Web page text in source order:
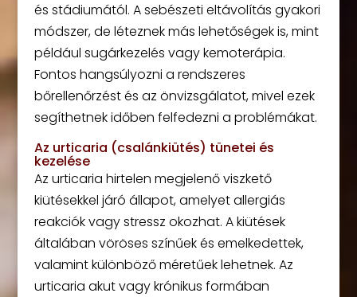
és stádiumától. A sebészeti eltávolítás gyakori
módszer, de léteznek más lehetőségek is, mint
például sugárkezelés vagy kemoterápia.
Fontos hangsúlyozni a rendszeres
bőrellenőrzést és az önvizsgálatot, mivel ezek
segíthetnek időben felfedezni a problémákat.
Az urticaria (csalánkiütés) tünetei és
kezelése
Az urticaria hirtelen megjelenő viszkető
kiütésekkel járó állapot, amelyet allergiás
reakciók vagy stressz okozhat. A kiütések
általában vöröses színűek és emelkedettek,
valamint különböző méretűek lehetnek. Az
urticaria akut vagy krónikus formában